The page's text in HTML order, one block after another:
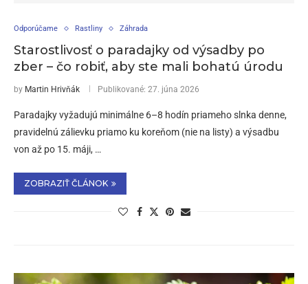
Odporúčame Rastliny Záhrada
Starostlivosť o paradajky od výsadby po
zber – čo robiť, aby ste mali bohatú úrodu
by Martin Hrivňák Publikované: 27. júna 2026
Paradajky vyžadujú minimálne 6–8 hodín priameho slnka denne,
pravidelnú zálievku priamo ku koreňom (nie na listy) a výsadbu
von až po 15. máji, …
ZOBRAZIŤ ČLÁNOK